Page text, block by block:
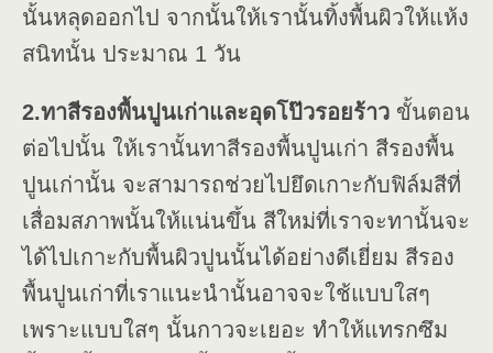
นั้นหลุดออกไป จากนั้นให้เรานั้นทิ้งพื้นผิวให้แห้ง
สนิทนั้น ประมาณ 1 วัน
2.ทาสีรองพื้นปูนเก่าและอุดโป๊วรอยร้าว ขั้นตอน
ต่อไปนั้น ให้เรานั้นทาสีรองพื้นปูนเก่า สีรองพื้น
ปูนเก่านั้น จะสามารถช่วยไปยึดเกาะกับฟิล์มสีที่
เสื่อมสภาพนั้นให้แน่นขึ้น สีใหม่ที่เราจะทานั้นจะ
ได้ไปเกาะกับพื้นผิวปูนนั้นได้อย่างดีเยี่ยม สีรอง
พื้นปูนเก่าที่เราแนะนำนั้นอาจจะใช้แบบใสๆ
เพราะแบบใสๆ นั้นกาวจะเยอะ ทำให้แทรกซึม